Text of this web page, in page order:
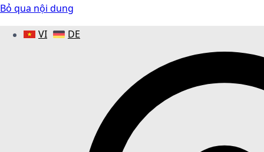
Bỏ qua nội dung
VI
DE